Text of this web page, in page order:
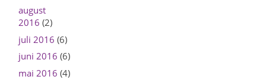
august
2016 (2)
juli 2016 (6)
juni 2016 (6)
mai 2016 (4)